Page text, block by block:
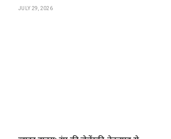
JULY 29, 2026